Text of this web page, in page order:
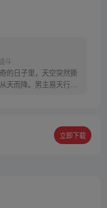
斗
的日子里，天空突然撕
天而降。男主易天行凭
。至此地球开启了的新
立即下载